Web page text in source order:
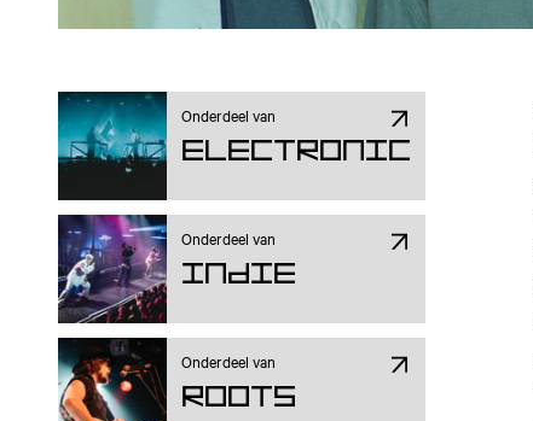
Onderdeel van
Electronic
Onderdeel van
Indie
Onderdeel van
ROOTS